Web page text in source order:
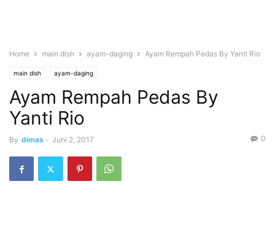
Home main dish ayam-daging Ayam Rempah Pedas By Yanti Rio
main dish ayam-daging
Ayam Rempah Pedas By
Yanti Rio
By dimas - Juni 2, 2017 0